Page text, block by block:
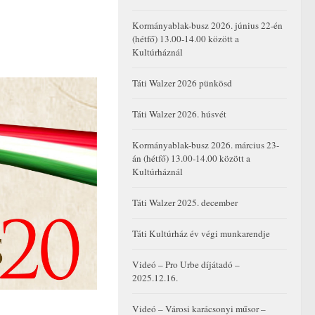
Kormányablak-busz 2026. június 22-én
(hétfő) 13.00-14.00 között a
Kultúrháznál
Táti Walzer 2026 pünkösd
Táti Walzer 2026. húsvét
Kormányablak-busz 2026. március 23-
án (hétfő) 13.00-14.00 között a
Kultúrháznál
Táti Walzer 2025. december
Táti Kultúrház év végi munkarendje
Videó – Pro Urbe díjátadó –
2025.12.16.
Videó – Városi karácsonyi műsor –